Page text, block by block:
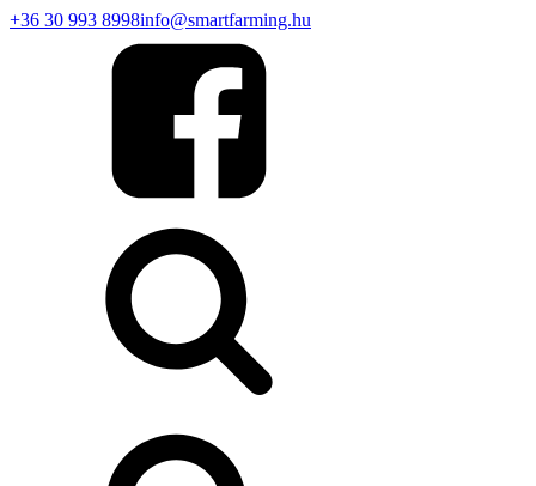
+36 30 993 8998info@smartfarming.hu